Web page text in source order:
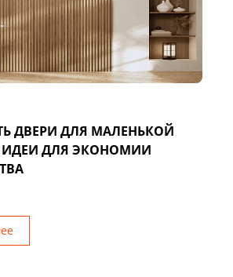
ДВЕРИ ДЛЯ МАЛЕНЬКОЙ
ИДЕИ ДЛЯ ЭКОНОМИИ